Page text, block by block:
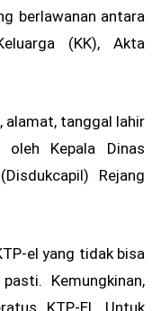
berlawanan antara
(KK), Akta
alamat, tanggal lahir
Kepala Dinas
Rejang
el yang tidak bisa
Kemungkinan,